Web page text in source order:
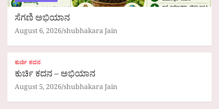
ಸೆಗಣಿ ಅಭಿಯಾನ
August 6, 2026 shubhakara Jain
ಕುರ್ಚಿ ಕದನ
ಕುರ್ಚಿ ಕದನ – ಅಭಿಯಾನ
August 5, 2026 shubhakara Jain